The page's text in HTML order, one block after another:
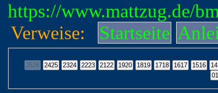
https://www.mattzug.de/
Verweise:
Startseite